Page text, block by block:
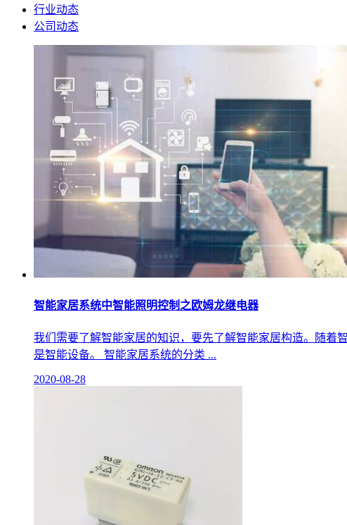
行业动态
公司动态
智能家居系统中智能照明控制之欧姆龙继电器
我们需要了解智能家居的知识，要先了解智能家居构造。随着
是智能设备。 智能家居系统的分类 ...
2020-08-28